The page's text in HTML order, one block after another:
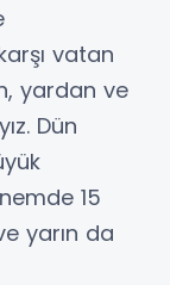
vatan
yardan ve
Dün
15
yarın da